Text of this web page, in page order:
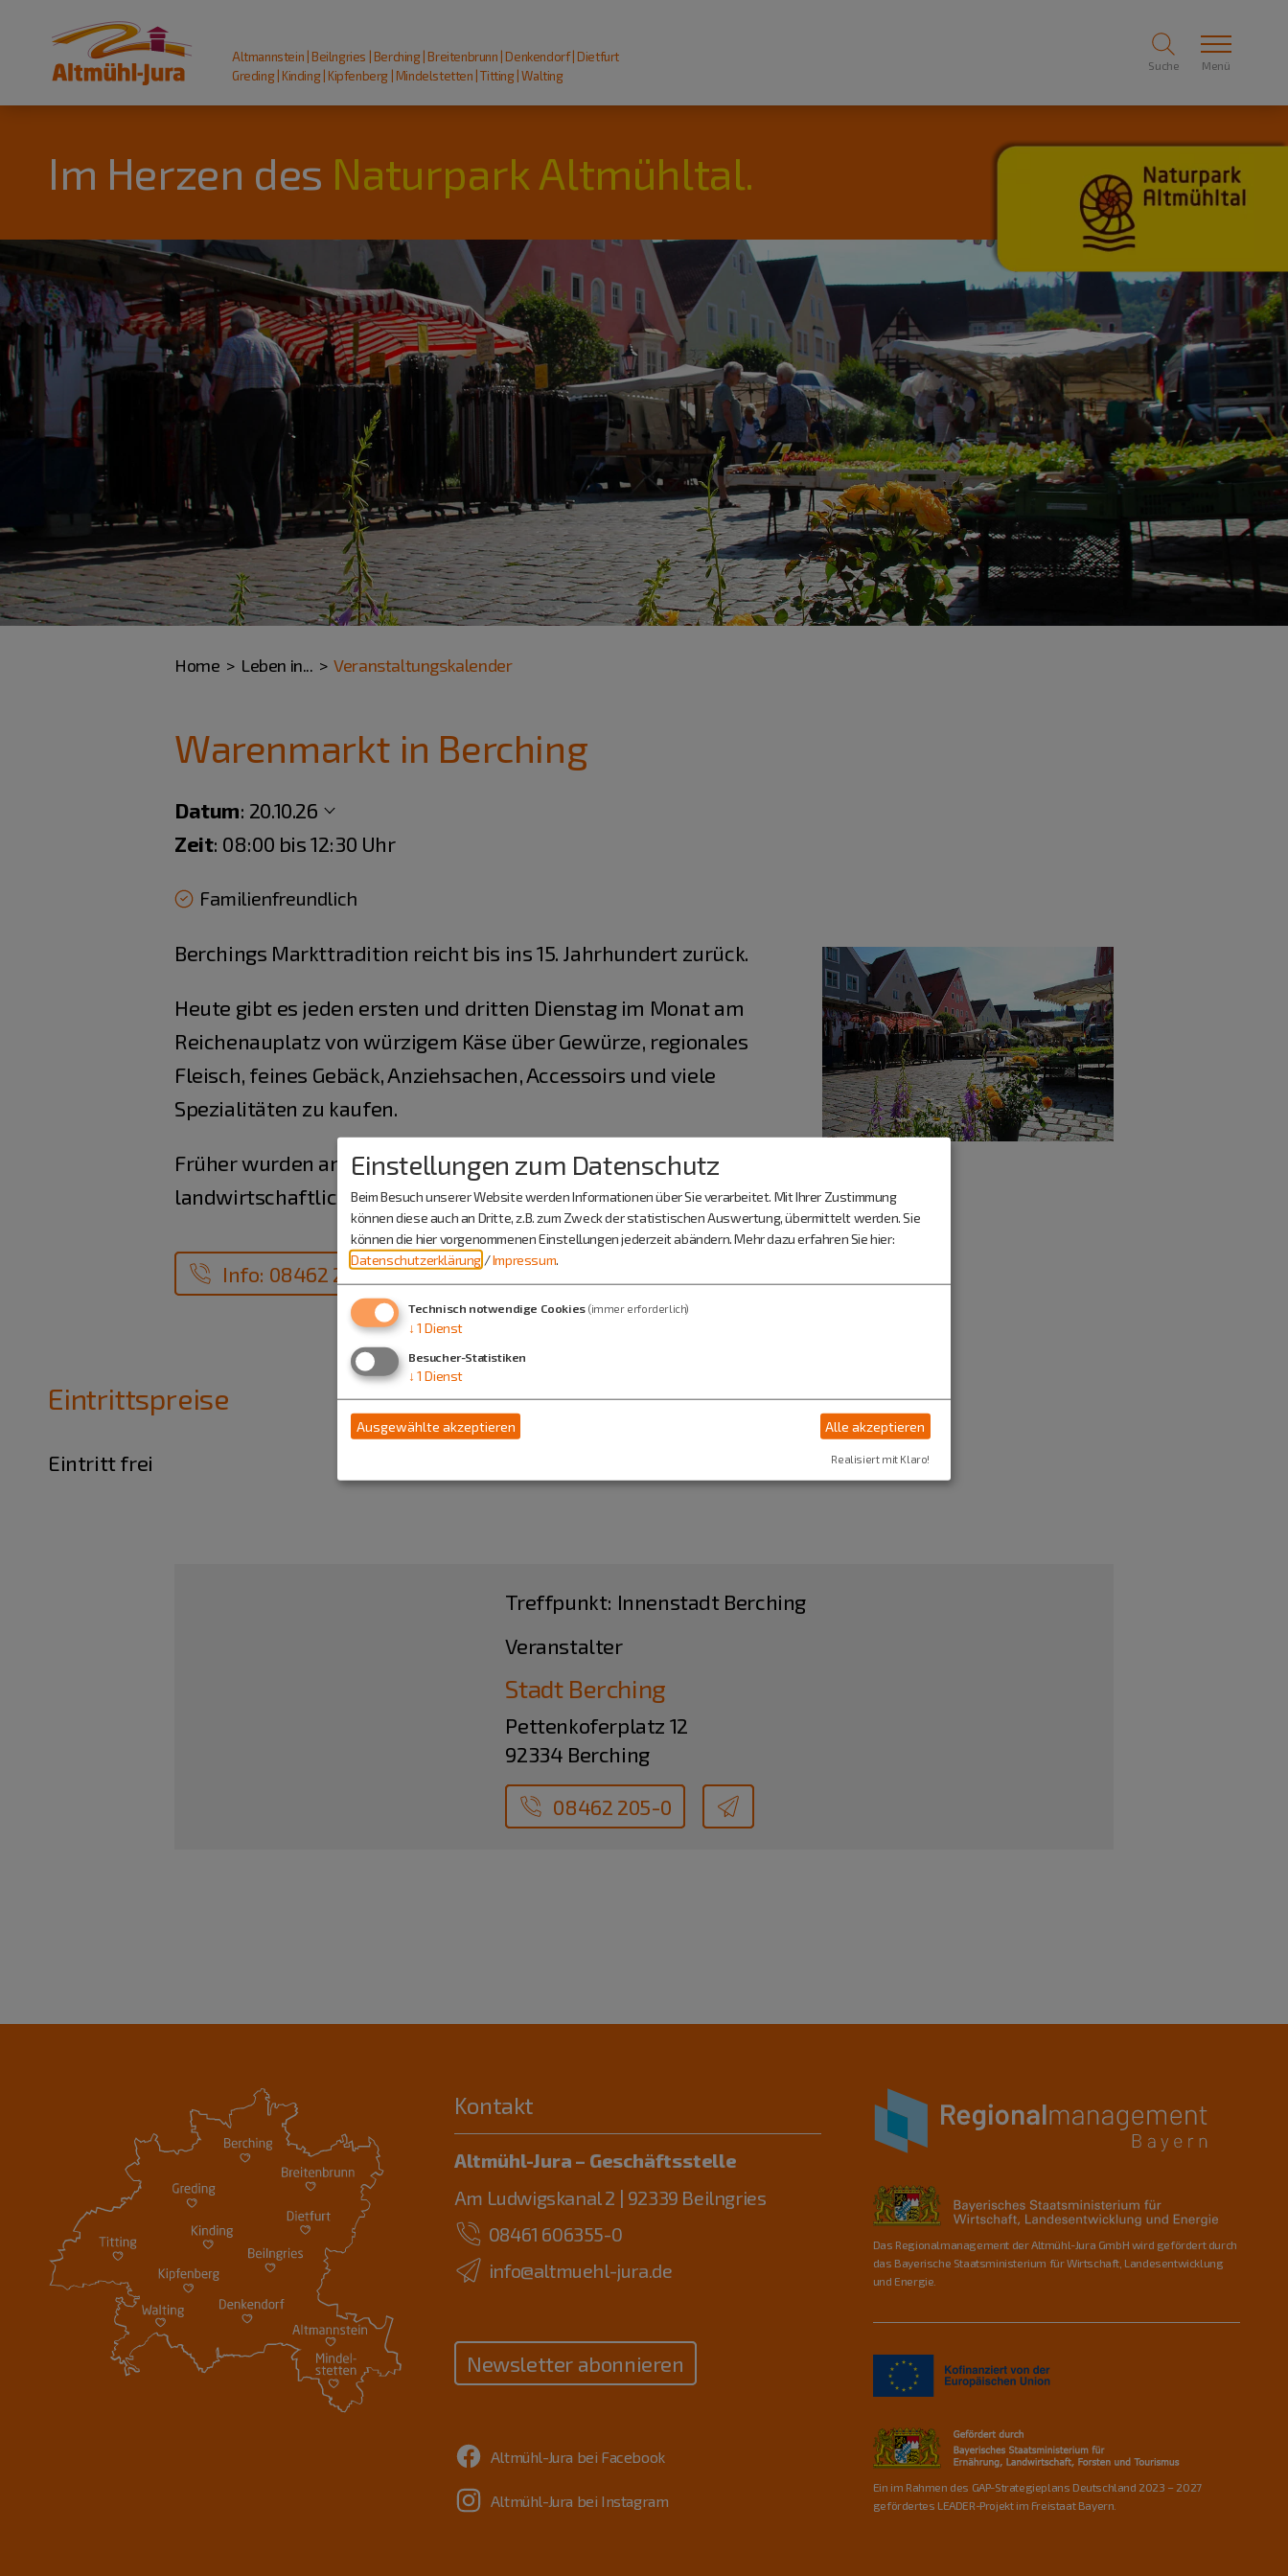
Altmannstein | Beilngries | Berching | Breitenbrunn | Denkendorf | Dietfurt
Greding | Kinding | Kipfenberg | Mindelstetten | Titting | Walting
Suche Menü
Im Herzen des Naturpark Altmühltal.
Home Leben in... Veranstaltungskalender
Warenmarkt in Berching
Datum: 20.10.26
Zeit: 08:00 bis 12:30 Uhr
Familienfreundlich
Berchings Markttradition reicht bis ins 15. Jahrhundert zurück.
Heute gibt es jeden ersten und dritten Dienstag im Monat am
Reichenauplatz von würzigem Käse über Gewürze, regionales
Fleisch, feines Gebäck, Anziehsachen, Accessoirs und viele
Spezialitäten zu kaufen.
Früher wurden an den Markttagen Tiere und
landwirtschaftlichen Erzeugnisse gehandelt.
Info: 08462 20518 in Kalender exportieren
Eintrittspreise
Eintritt frei
Treffpunkt: Innenstadt Berching
Veranstalter
Stadt Berching
Pettenkoferplatz 12
92334 Berching
08462 205-0
Kontakt
Altmühl-Jura – Geschäftsstelle
Am Ludwigskanal 2 | 92339 Beilngries
08461 606355-0
info@altmuehl-jura.de
Newsletter abonnieren
Altmühl-Jura bei Facebook
Altmühl-Jura bei Instagram
Das Regionalmanagement der Altmühl-Jura GmbH wird gefördert durch
das Bayerische Staatsministerium für Wirtschaft, Landesentwicklung
und Energie.
Ein im Rahmen des GAP-Strategieplans Deutschland 2023 – 2027
gefördertes LEADER-Projekt im Freistaat Bayern.
Einstellungen zum Datenschutz
Beim Besuch unserer Website werden Informationen über Sie verarbeitet. Mit Ihrer Zustimmung
können diese auch an Dritte, z.B. zum Zweck der statistischen Auswertung, übermittelt werden. Sie
können die hier vorgenommenen Einstellungen jederzeit abändern. Mehr dazu erfahren Sie hier:
Datenschutzerklärung /Impressum.
Technisch notwendige Cookies (immer erforderlich)
↓ 1 Dienst
Besucher-Statistiken
↓ 1 Dienst
Ausgewählte akzeptieren Alle akzeptieren
Realisiert mit Klaro!